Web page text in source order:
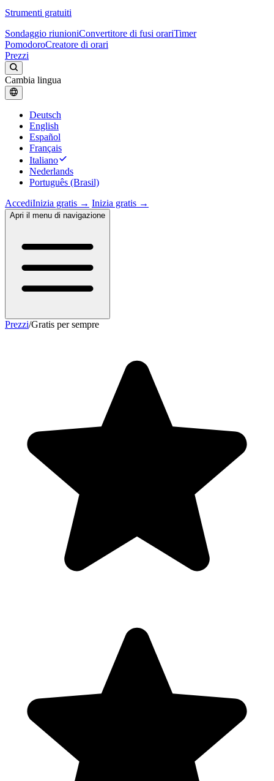
Strumenti gratuiti
Sondaggio riunioniConvertitore di fusi orariTimer
PomodoroCreatore di orari
Prezzi
Cambia lingua
Deutsch
English
Español
Français
Italiano
Nederlands
Português (Brasil)
AccediInizia gratis → Inizia gratis →
Apri il menu di navigazione
Prezzi/Gratis per sempre